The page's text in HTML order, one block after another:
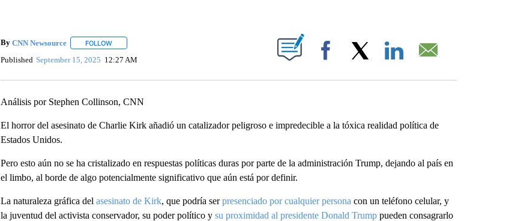
By CNN Newsource FOLLOWFOLLOW "" TO RECEIVE NOTIFICATIONS ABOUT NEW PAGES ON "".
Published September 15, 2025 12:27 AM Facebook
Análisis por Stephen Collinson, CNN
El horror del asesinato de Charlie Kirk añadió un catalizador peligroso e impredecible a la tóxica realidad política de
Estados Unidos.
Pero esto aún no se ha cristalizado en respuestas políticas duras por parte de la administración Trump, dejando al país en
el limbo, al borde de algo potencialmente significativo que aún está por definir.
La naturaleza gráfica del asesinato de Kirk, que podría serpresenciado por cualquier persona con un teléfono celular, y
la juventud del activista conservador, su poder político y su proximidad al presidente Donald Trumppueden consagrarlo